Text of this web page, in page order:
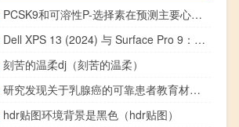
PCSK9和可溶性P-选择素在预测主要心血管不良事件中的临床意义
Dell XPS 13 (2024) 与 Surface Pro 9：笔记本电脑还是平板电脑
刻苦的温柔dj（刻苦的温柔）
研究发现关于乳腺癌的可靠患者教育材料很难获得
hdr贴图环境背景是黑色（hdr贴图）